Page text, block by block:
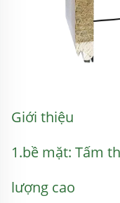
Giới thiệu
1.bề mặt: Tấm
lượng cao